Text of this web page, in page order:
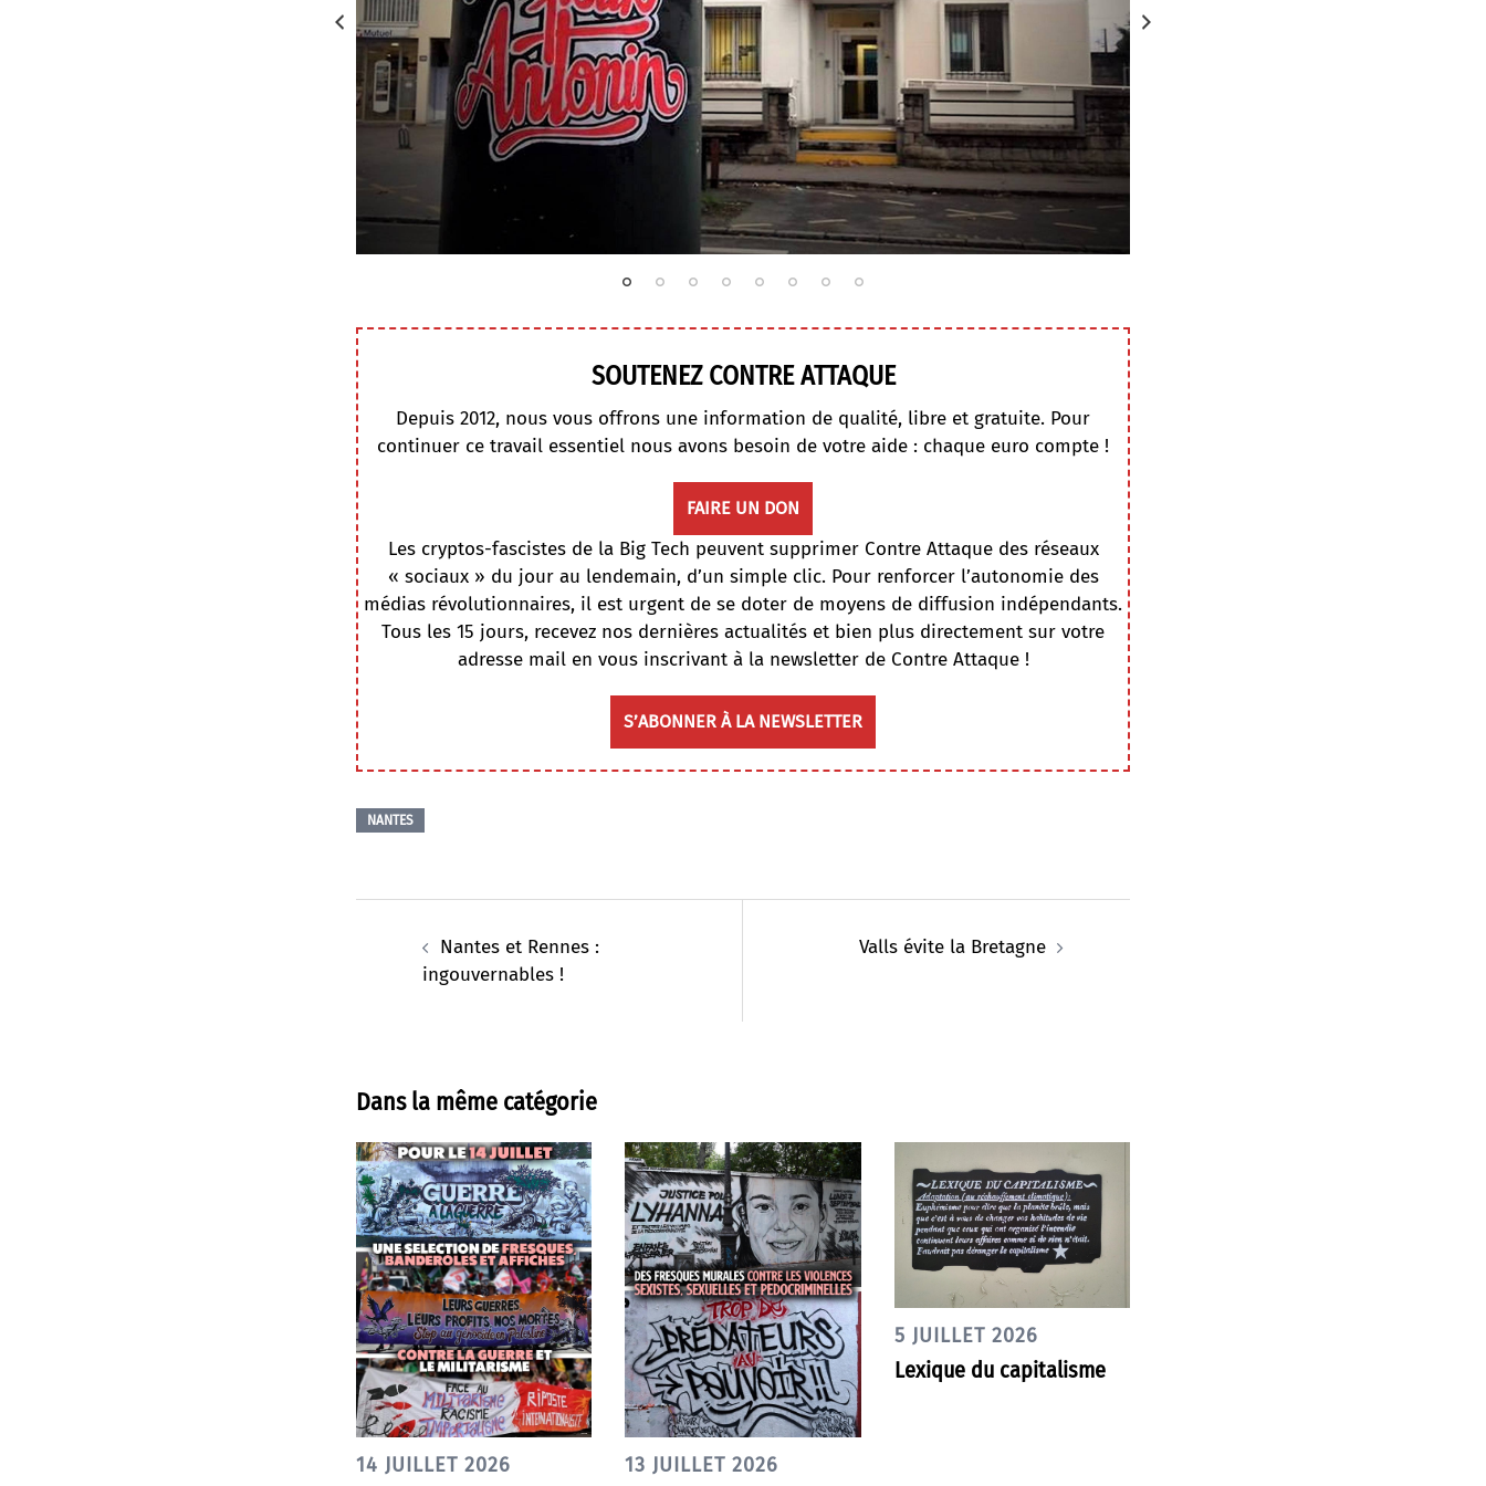
SOUTENEZ CONTRE ATTAQUE
Depuis 2012, nous vous offrons une information de qualité, libre et gratuite. Pour
continuer ce travail essentiel nous avons besoin de votre aide : chaque euro compte !
FAIRE UN DON
Les cryptos-fascistes de la Big Tech peuvent supprimer Contre Attaque des réseaux
« sociaux » du jour au lendemain, d’un simple clic. Pour renforcer l’autonomie des
médias révolutionnaires, il est urgent de se doter de moyens de diffusion indépendants.
Tous les 15 jours, recevez nos dernières actualités et bien plus directement sur votre
adresse mail en vous inscrivant à la newsletter de Contre Attaque !
S’ABONNER À LA NEWSLETTER
NANTES
d’articleNantes et Rennes :
ingouvernables !
Valls évite la Bretagne
Dans la même catégorie
14 JUILLET 2026 13 JUILLET 2026
5 JUILLET 2026
Lexique du capitalisme